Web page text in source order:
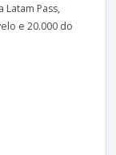
Pass,
e 20.000 do